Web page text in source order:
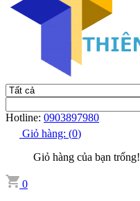
Hotline: 0903897980
Giỏ hàng: (0)
Giỏ hàng của bạn trống!
0